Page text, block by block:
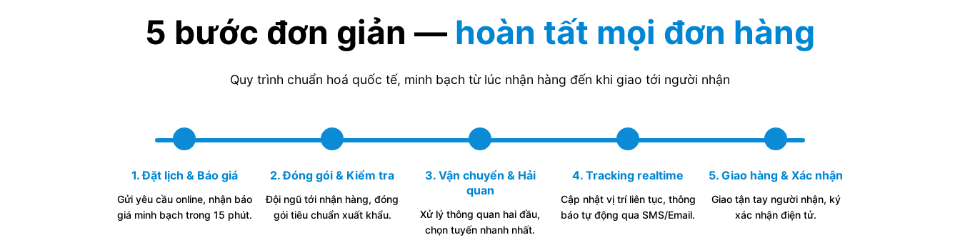
5 bước đơn giản — hoàn tất mọi đơn hàng
Quy trình chuẩn hoá quốc tế, minh bạch từ lúc nhận hàng đến khi giao tới người nhận
1. Đặt lịch & Báo giá
Gửi yêu cầu online, nhận báo
giá minh bạch trong 15 phút.
2. Đóng gói & Kiểm tra
Đội ngũ tới nhận hàng, đóng
gói tiêu chuẩn xuất khẩu.
3. Vận chuyển & Hải
quan
Xử lý thông quan hai đầu,
chọn tuyến nhanh nhất.
4. Tracking realtime
Cập nhật vị trí liên tục, thông
báo tự động qua SMS/Email.
5. Giao hàng & Xác nhận
Giao tận tay người nhận, ký
xác nhận điện tử.